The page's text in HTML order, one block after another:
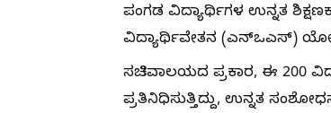
ಪಂಗಡ ವಿದ್ಯಾರ್ಥಿಗಳ ಉನ್ನತ
ವಿದ್ಯಾರ್ಥಿವೇತನ (ಎನ್‌ಒಎಸ್)
ಸಚಿವಾಲಯದ ಪ್ರಕಾರ, ಈ 200
ಪ್ರತಿನಿಧಿಸುತ್ತಿದ್ದು, ಉನ್ನತ